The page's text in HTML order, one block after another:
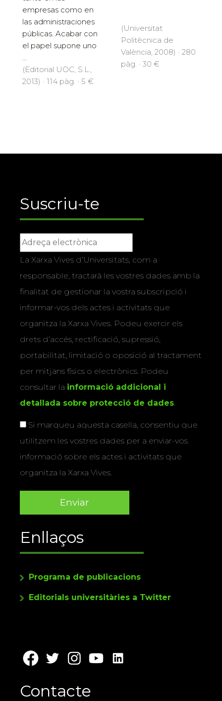
empresas como en
las administraciones
públicas. Acabar con
el papel supone uno
...
(Editorial UOC, S.L.,
2013) · 114 pàg. · 5 €
(Universitat
Politècnica de
València, 2008) · 280
pàg. · 30 €
Suscriu-te
La Xarxa Vives d’Universitats, com a
responsable, tractarà les vostres dades amb la
finalitat de gestionar la vostra subscripció i
informar-vos dels actes i activitats que
organitza la Xarxa Vives. Podeu exercir els
drets d’accés, rectificació, supressió,
portabilitat, limitació o oposició al tractament
per mitjans físics o electrònics. Podeu
consultar la informació addicional i
detallada sobre protecció de dades.
Si marqueu aquesta casella, consentiu que
utilitzem les vostres dades per a enviar-vos
informació sobre els actes i activitats que
organitza la Xarxa Vives.
Enllaços
Programa de publicacions
Editorials universitàries a Twitter
Contacte